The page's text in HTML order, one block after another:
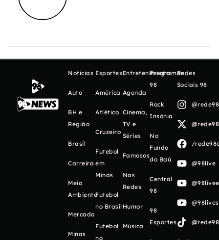
Notícias
Auto
BH e
Região
Brasil
Carreira
Meio
Ambiente
Mercado
Minas
Esportes
América
Atlético
Cruzeiro
Futebol
em
Minas
Futebol
no Brasil
Futebol
no
Entretenimento
Agenda
Cinema,
TV e
Séries
Famosos
Nas
Redes
Humor
Música
Programas
98
Rock
Insônia
No
Fundo
do Baú
Central
98
98
Esportes
Redes
Sociais 98
/
@98live